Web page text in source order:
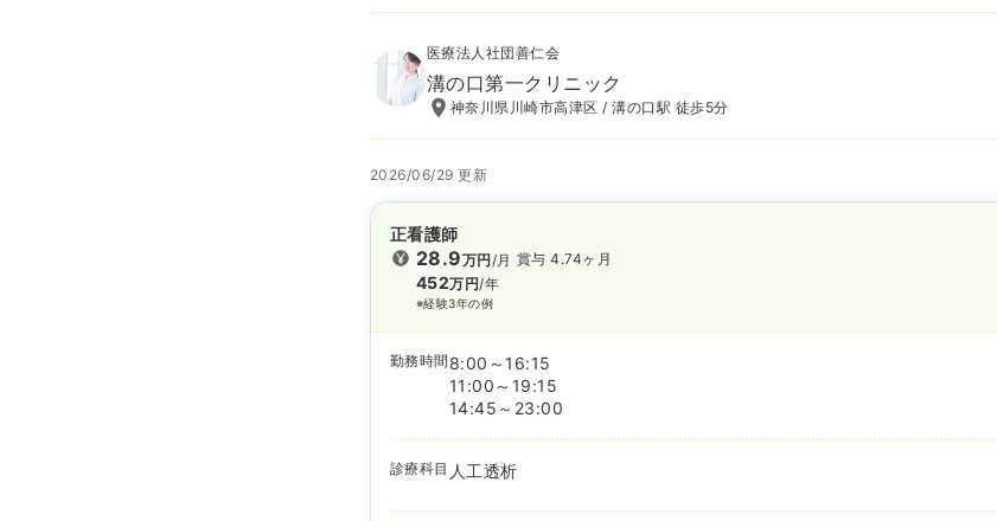
医療法人社団善仁会
溝の口第一クリニック
神奈川県川崎市高津区 / 溝の口駅 徒歩5分
2026/06/29 更新
正看護師
28.9万円/月
452万円/年
※経験3年の例
賞与 4.74ヶ月
勤務時間 8:00～16:15
11:00～19:15
14:45～23:00
診療科目 人工透析